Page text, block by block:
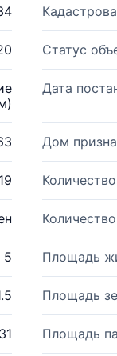
Статус
Дата
Дом
19
5 Площадь
Площадь
Площадь